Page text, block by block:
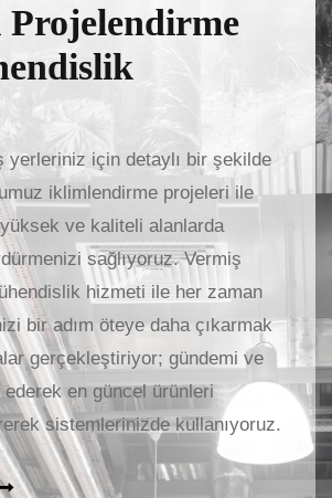
Projelendirme
yerleriniz için detaylı bir şekilde
iklimlendirme projeleri ile
ve kaliteli alanlarda
sağlıyoruz. Vermiş
hizmeti ile her zaman
bir adım öteye daha çıkarmak
gerçekleştiriyor; gündemi ve
en güncel ürünleri
sistemlerinizde kullanıyoruz.